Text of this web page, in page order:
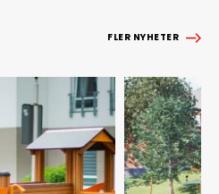
FLER NYHETER